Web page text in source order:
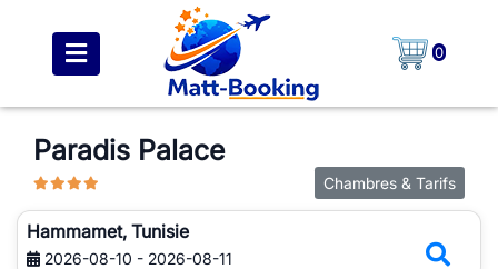
0
Paradis Palace
Chambres & Tarifs
Hammamet, Tunisie
2026-08-10 - 2026-08-11